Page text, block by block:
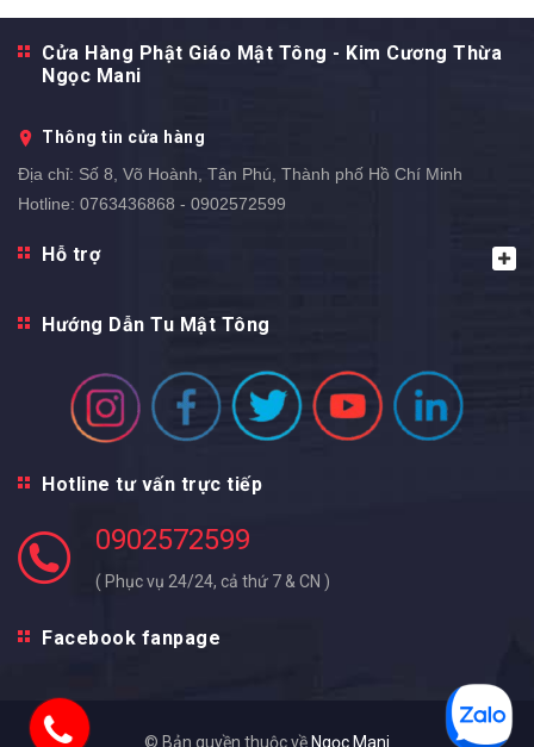
Cửa Hàng Phật Giáo Mật Tông - Kim Cương Thừa
Ngọc Mani
Thông tin cửa hàng
Địa chỉ: Số 8, Võ Hoành, Tân Phú, Thành phố Hồ Chí Minh
Hotline: 0763436868 - 0902572599
Hỗ trợ
Hướng Dẫn Tu Mật Tông
Hotline tư vấn trực tiếp
0902572599
( Phục vụ 24/24, cả thứ 7 & CN )
Facebook fanpage
© Bản quyền thuộc về Ngọc Mani